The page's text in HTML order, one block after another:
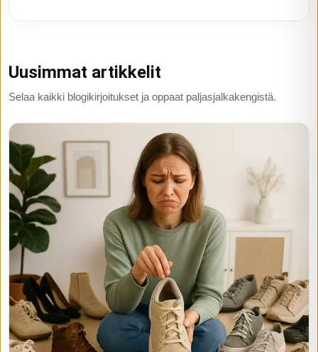
Uusimmat artikkelit
Selaa kaikki blogikirjoitukset ja oppaat paljasjalkakengistä.